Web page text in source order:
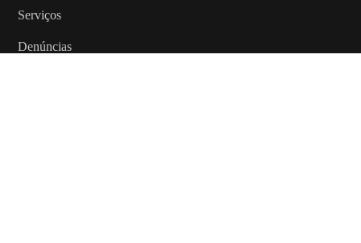
Serviços
Denúncias